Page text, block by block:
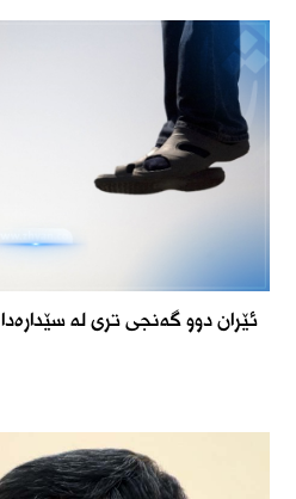
ئێران دوو گەنجی تری لە سێدارەدا